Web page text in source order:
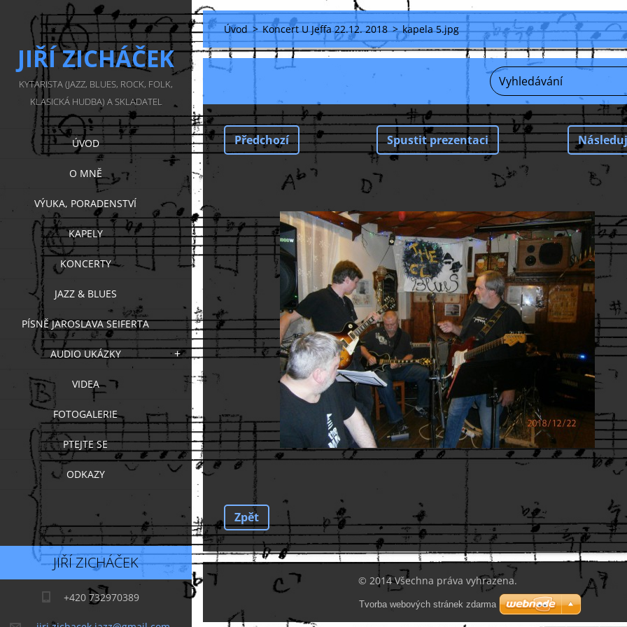
JIŘÍ ZICHÁČEK
KYTARISTA (JAZZ, BLUES, ROCK, FOLK,
KLASICKÁ HUDBA) A SKLADATEL
ÚVOD
O MNĚ
VÝUKA, PORADENSTVÍ
KAPELY
KONCERTY
JAZZ & BLUES
PÍSNĚ JAROSLAVA SEIFERTA
AUDIO UKÁZKY
VIDEA
FOTOGALERIE
PTEJTE SE
ODKAZY
JIŘÍ ZICHÁČEK
+420 732970389
Úvod > Koncert U Jeffa 22.12. 2018 > kapela 5.jpg
Předchozí Spustit prezentaci
Zpět
© 2014 Všechna práva vyhrazena.
Tvorba webových stránek zdarma